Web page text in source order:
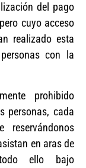
del pago
cuyo acceso
realizado esta
con la
prohibido
personas, cada
en aras de
todo ello bajo